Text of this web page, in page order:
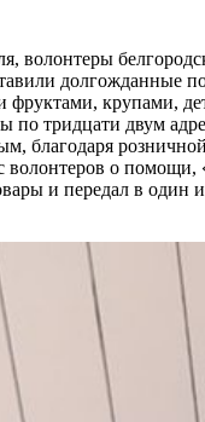
волонтеры
долгожданные
крупами,
по тридцати двум
благодаря
волонтеров о помощи,
и передал в один